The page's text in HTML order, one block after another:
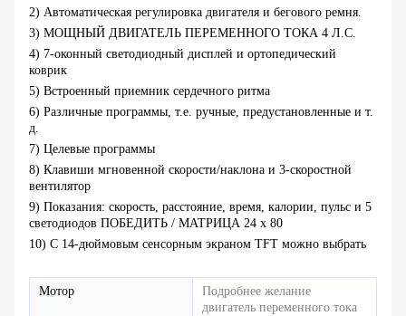
2) Автоматическая регулировка двигателя и бегового ремня.
3) МОЩНЫЙ ДВИГАТЕЛЬ ПЕРЕМЕННОГО ТОКА 4 Л.С.
4) 7-оконный светодиодный дисплей и ортопедический
коврик
5) Встроенный приемник сердечного ритма
6) Различные программы, т.е. ручные, предустановленные и т.
д.
7) Целевые программы
8) Клавиши мгновенной скорости/наклона и 3-скоростной
вентилятор
9) Показания: скорость, расстояние, время, калории, пульс и 5
светодиодов ПОБЕДИТЬ / МАТРИЦА 24 x 80
10) С 14-дюймовым сенсорным экраном TFT можно выбрать
Мотор
Подробнее желание
двигатель переменного тока